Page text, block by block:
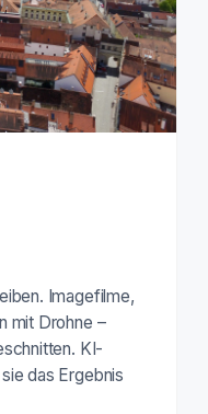
Imagefilme,
mit Drohne –
KI-
das Ergebnis